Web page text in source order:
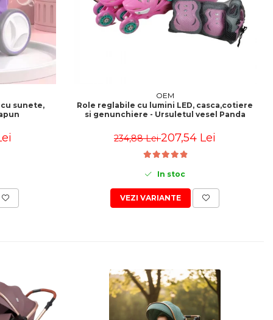
sunete,
OEM
Role reglabile cu lumini LED, casca,cotiere
si genunchiere - Ursuletul vesel Panda
234,88 Lei207,54 Lei
In stoc
VEZI VARIANTE